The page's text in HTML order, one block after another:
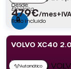
Eléctrico
Desde:
479€/mes+IVA
Todo incluido
VOLVO XC40
Automático